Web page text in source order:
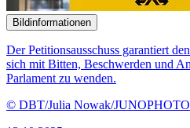
Bildinformationen
Der Petitionsausschuss garantiert
sich mit Bitten, Beschwerden und
Parlament zu wenden.
© DBT/Julia Nowak/JUNOPHOTO